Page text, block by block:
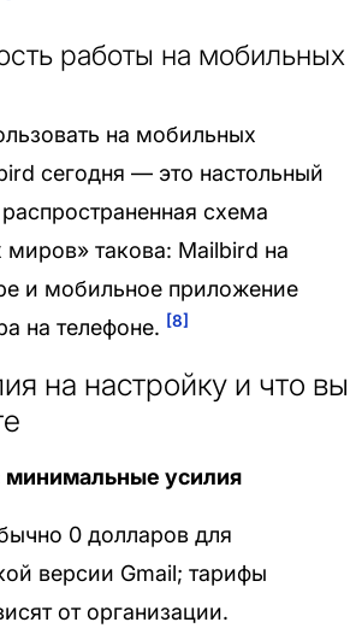
работы на мобильных
на мобильных
сегодня — это настольный
схема
такова: Mailbird на
и мобильное приложение
на телефоне. [8]
на настройку и что вы
минимальные усилия
0 долларов для
версии Gmail; тарифы
от организации.